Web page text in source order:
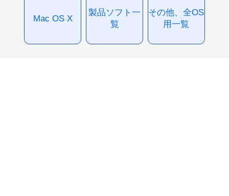
Mac OS X
製品ソフト一
覧
その他、全OS
用一覧